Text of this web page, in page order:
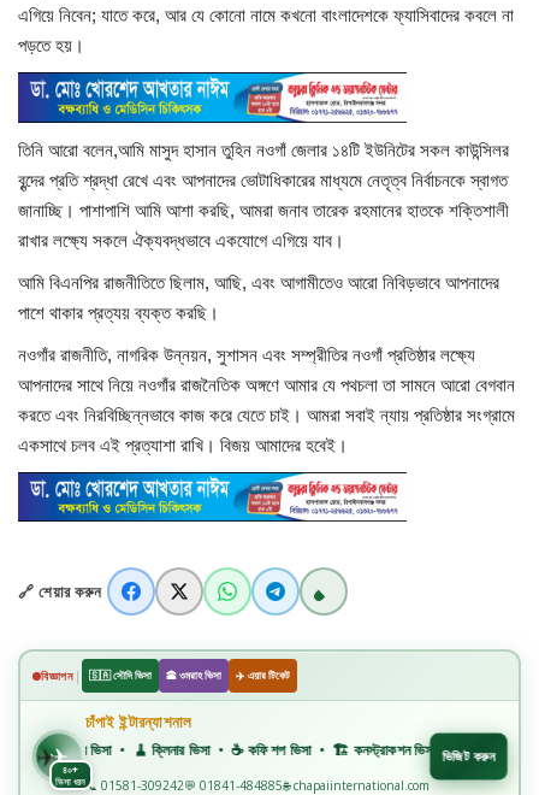
সারাদেশ
স্বাস্থ্য
লাইফ স্টাইল
বিজ্ঞান ও প্রযুক্তি
অপরাধ
রাজনীতি
এগিয়ে নিবেন; যাতে করে, আর যে কোনো নামে কখনো বাংলাদেশকে ফ্যাসিবাদের কবলে না
পড়তে হয়।
তিনি আরো বলেন,আমি মাসুদ হাসান তুহিন নওগাঁ জেলার ১৪টি ইউনিটের সকল কাউন্সিলর
বৃন্দের প্রতি শ্রদ্ধা রেখে এবং আপনাদের ভোটাধিকারের মাধ্যমে নেতৃত্ব নির্বাচনকে স্বাগত
জানাচ্ছি। পাশাপাশি আমি আশা করছি, আমরা জনাব তারেক রহমানের হাতকে শক্তিশালী
রাখার লক্ষ্যে সকলে ঐক্যবদ্ধভাবে একযোগে এগিয়ে যাব।
আমি বিএনপির রাজনীতিতে ছিলাম, আছি, এবং আগামীতেও আরো নিবিড়ভাবে আপনাদের
পাশে থাকার প্রত্যয় ব্যক্ত করছি।
নওগাঁর রাজনীতি, নাগরিক উন্নয়ন, সুশাসন এবং সম্প্রীতির নওগাঁ প্রতিষ্ঠার লক্ষ্যে
আপনাদের সাথে নিয়ে নওগাঁর রাজনৈতিক অঙ্গণে আমার যে পথচলা তা সামনে আরো বেগবান
করতে এবং নিরবিচ্ছিন্নভাবে কাজ করে যেতে চাই। আমরা সবাই ন্যায় প্রতিষ্ঠার সংগ্রামে
একসাথে চলব এই প্রত্যাশা রাখি। বিজয় আমাদের হবেই।
🔗 শেয়ার করুন
বিজ্ঞাপন | 🇸🇦 সৌদি ভিসা 🕋 ওমরাহ ভিসা ✈️ এয়ার টিকেট
✈৪০+
ভিসা ধরন
চাঁপাই ইন্টারন্যাশনাল
ভিসা • 🧹 ক্লিনার ভিসা • ☕ কফি শপ ভিসা • 🏗️ কনস্ট্রাকশন ভিসা • 🏭 ফ্যাক্টরি ভিসা • 🏥
📞 01581-309242💬 01841-484885🌐 chapaiinternational.com
ভিজিট করুন
✈️